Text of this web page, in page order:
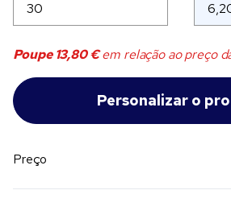
Poupe13,80 €em relação ao preço
Preço